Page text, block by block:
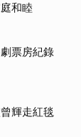
和睦
劇票房紀錄
輝走紅毯